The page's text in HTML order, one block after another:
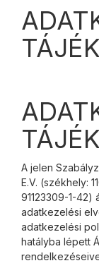
A jelen
E.V. (székhely:
91123309-1-42)
adatkezelési
adatkezelési
hatályba lépett